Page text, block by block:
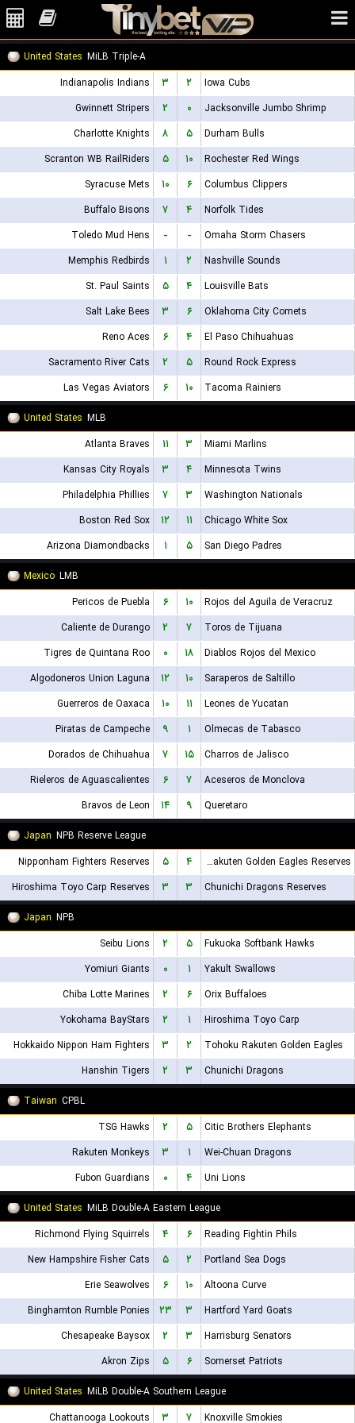
United States MiLB Triple-A
Indianapolis Indians
۳ ۲
Iowa Cubs
Gwinnett Stripers
۲ ۰
Jacksonville Jumbo Shrimp
Charlotte Knights
۸ ۵
Durham Bulls
Scranton WB RailRiders
۵ ۱۰
Rochester Red Wings
Syracuse Mets
۱۰ ۶
Columbus Clippers
Buffalo Bisons
۷ ۴
Norfolk Tides
Toledo Mud Hens
- -
Omaha Storm Chasers
Memphis Redbirds
۱ ۲
Nashville Sounds
St. Paul Saints
۵ ۴
Louisville Bats
Salt Lake Bees
۳ ۶
Oklahoma City Comets
Reno Aces
۶ ۴
El Paso Chihuahuas
Sacramento River Cats
۲ ۵
Round Rock Express
Las Vegas Aviators
۶ ۱۰
Tacoma Rainiers
United States MLB
Atlanta Braves
۱۱ ۳
Miami Marlins
Kansas City Royals
۳ ۴
Minnesota Twins
Philadelphia Phillies
۷ ۳
Washington Nationals
Boston Red Sox
۱۲ ۱۱
Chicago White Sox
Arizona Diamondbacks
۱ ۵
San Diego Padres
Mexico LMB
Pericos de Puebla
۶ ۱۰
Rojos del Aguila de Veracruz
Caliente de Durango
۲ ۷
Toros de Tijuana
Tigres de Quintana Roo
۰ ۱۸
Diablos Rojos del Mexico
Algodoneros Union Laguna
۱۲ ۱۰
Saraperos de Saltillo
Guerreros de Oaxaca
۱۰ ۱۱
Leones de Yucatan
Piratas de Campeche
۹ ۱
Olmecas de Tabasco
Dorados de Chihuahua
۷ ۱۵
Charros de Jalisco
Rieleros de Aguascalientes
۶ ۷
Aceseros de Monclova
Bravos de Leon
۱۴ ۹
Queretaro
Japan NPB Reserve League
Nipponham Fighters Reserves
۵ ۴
Tohoku Rakuten Golden Eagles Reserves
Hiroshima Toyo Carp Reserves
۳ ۳
Chunichi Dragons Reserves
Japan NPB
Seibu Lions
۲ ۵
Fukuoka Softbank Hawks
Yomiuri Giants
۰ ۱
Yakult Swallows
Chiba Lotte Marines
۲ ۶
Orix Buffaloes
Yokohama BayStars
۲ ۱
Hiroshima Toyo Carp
Hokkaido Nippon Ham Fighters
۳ ۲
Tohoku Rakuten Golden Eagles
Hanshin Tigers
۲ ۳
Chunichi Dragons
Taiwan CPBL
TSG Hawks
۲ ۵
Citic Brothers Elephants
Rakuten Monkeys
۳ ۱
Wei-Chuan Dragons
Fubon Guardians
۰ ۴
Uni Lions
United States MiLB Double-A Eastern League
Richmond Flying Squirrels
۴ ۶
Reading Fightin Phils
New Hampshire Fisher Cats
۵ ۲
Portland Sea Dogs
Erie Seawolves
۶ ۱۰
Altoona Curve
Binghamton Rumble Ponies
۲۳ ۳
Hartford Yard Goats
Chesapeake Baysox
۲ ۳
Harrisburg Senators
Akron Zips
۵ ۶
Somerset Patriots
United States MiLB Double-A Southern League
Chattanooga Lookouts
۳ ۷ Knoxville Smokies